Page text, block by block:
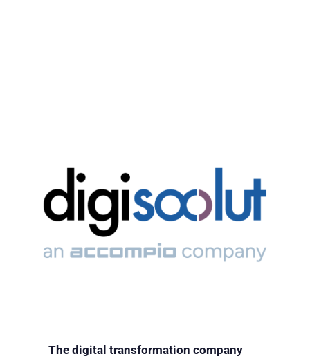
The digital transformation company